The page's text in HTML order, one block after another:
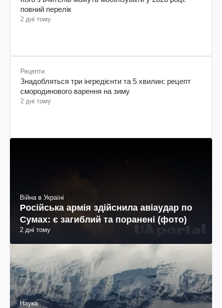
повний перелік
2 дні тому
Рецепти
Знадобляться три інгредієнти та 5 хвилин: рецепт
смородинового варення на зиму
2 дні тому
Війна в Україні
Російська армія здійснила авіаудар по
Сумах: є загиблий та поранені (фото)
2 дні тому
Наука